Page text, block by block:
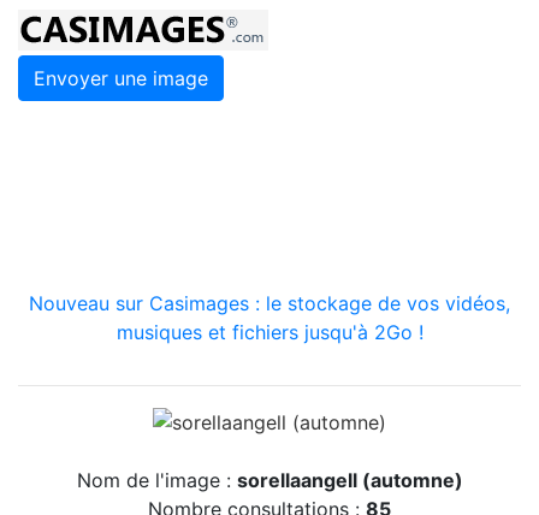
Envoyer une image
Nouveau sur Casimages : le stockage de vos vidéos,
musiques et fichiers jusqu'à 2Go !
Nom de l'image : sorellaangell (automne)
Nombre consultations : 85